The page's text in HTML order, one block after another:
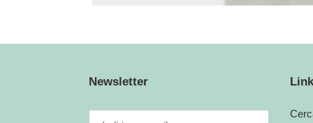
Newsletter